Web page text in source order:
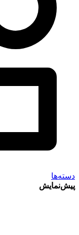
دسته‌ها
پیش‌نمایش